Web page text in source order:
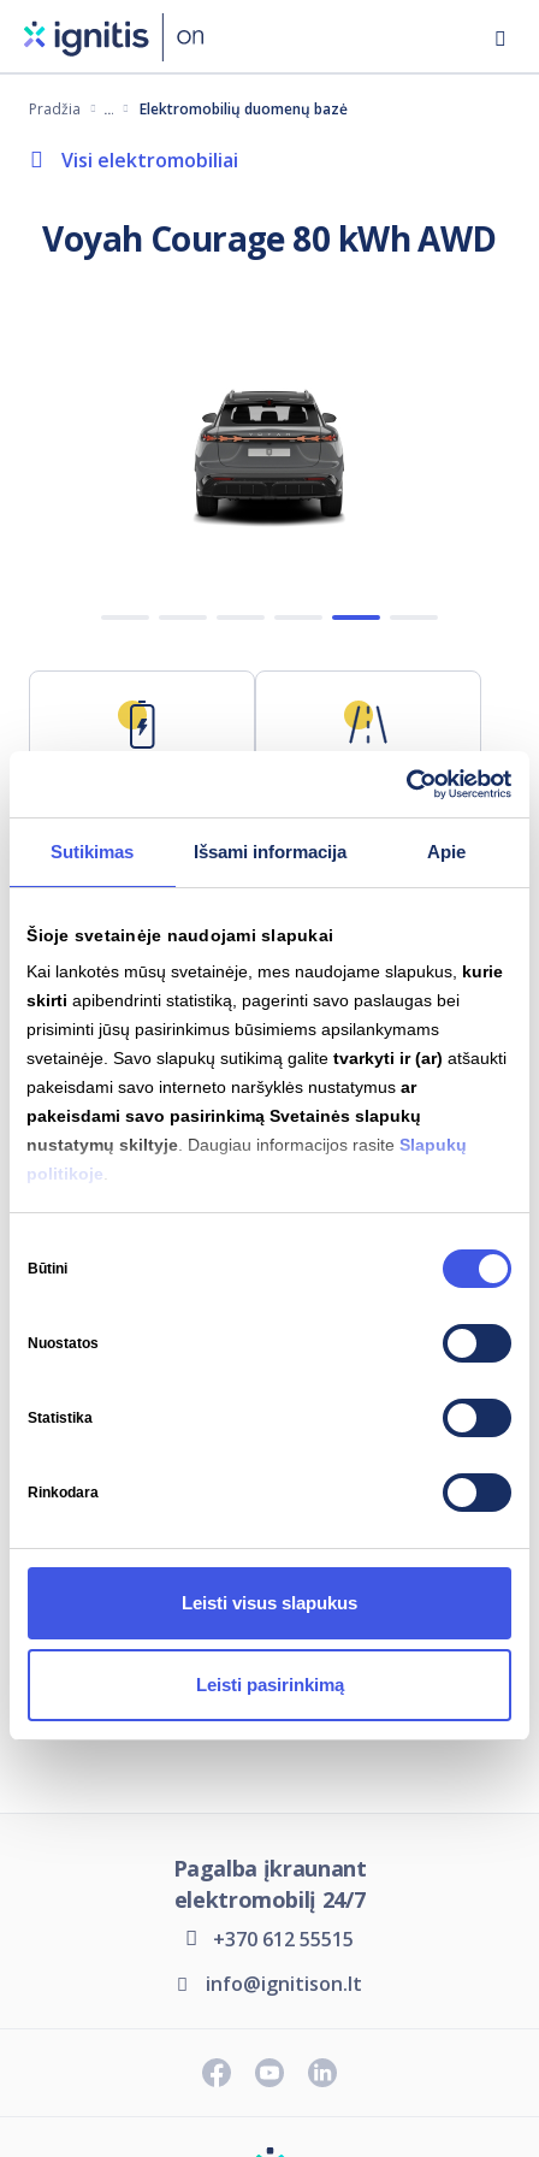
Sutikimas Išsami informacija Apie
Šioje svetainėje naudojami slapukai
Kai lankotės mūsų svetainėje, mes naudojame slapukus, kurie
skirti apibendrinti statistiką, pagerinti savo paslaugas bei
prisiminti jūsų pasirinkimus būsimiems apsilankymams
svetainėje. Savo slapukų sutikimą galitetvarkyti ir (ar) atšaukti
pakeisdami savo interneto naršyklės nustatymusar
pakeisdami savo pasirinkimą Svetainės slapukų
nustatymų skiltyje. Daugiau informacijos rasiteSlapukų
politikoje.
pasirinkimas
Būtini
Nuostatos
Statistika
Rinkodara
Leisti visus slapukus
Leisti pasirinkimą
turinįPradžia Elektromobilių duomenų bazė
Visi elektromobiliai
Voyah Courage 80 kWh AWD
Maks. nuotolis
Lėtas įkrovimas (AC)
Type 2
11kW
Greitas įkrovimas (DC)
CCS
200kW
Variklio galia
Įkrovimo jungčių tipai
Įkrovimo stotelių tipai
Pagalba įkraunant
elektromobilį 24/7
+370 612 55515
info@ignitison.lt